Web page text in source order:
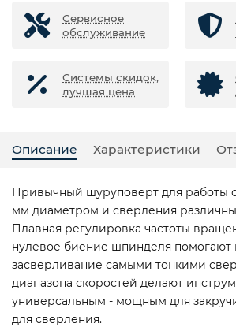
Сервисное
обслуживание
Системы скидок,
лучшая цена
Описание Характеристики
Привычный шуруповерт для работы
мм диаметром и сверления
Плавная регулировка частоты
нулевое биение шпинделя помогают
засверливание самыми тонкими
диапазона скоростей делают
универсальным - мощным для
для сверления.